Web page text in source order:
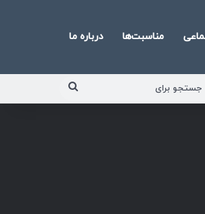
مناسبت‌ها درباره ما